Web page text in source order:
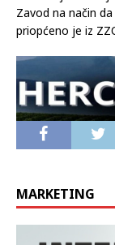
Zavod na način
priopćeno je iz
MARKETING